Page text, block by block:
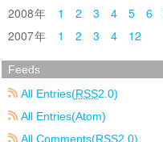
2008
1 2 3 4 5 6
2007
1 2 3 4 12
Feeds
All Entries(RSS2.0)
All Entries(Atom)
All Comments(RSS2.0)